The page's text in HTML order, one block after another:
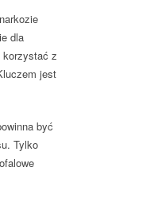
dla
korzystać z
jest
być
Tylko